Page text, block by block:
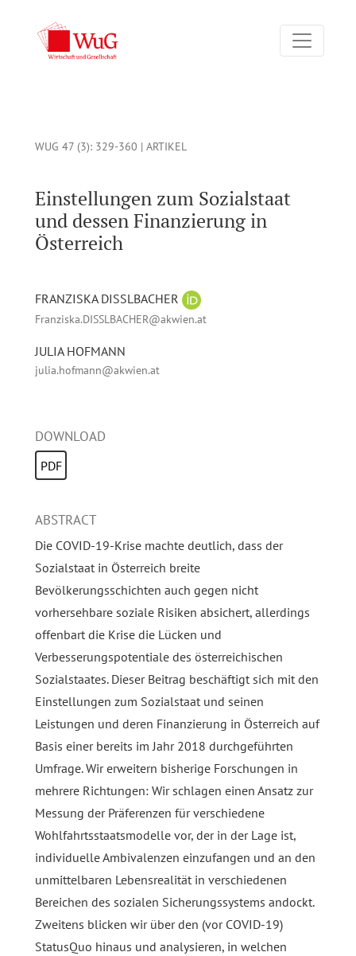
WUG 47 (3): 329-360 | ARTIKEL
Einstellungen zum Sozialstaat
und dessen Finanzierung in
Österreich
FRANZISKA DISSLBACHER
Franziska.DISSLBACHER@akwien.at
JULIA HOFMANN
julia.hofmann@akwien.at
DOWNLOAD
PDF
ABSTRACT
Die COVID-19-Krise machte deutlich, dass der
Sozialstaat in Österreich breite
Bevölkerungsschichten auch gegen nicht
vorhersehbare soziale Risiken absichert, allerdings
offenbart die Krise die Lücken und
Verbesserungspotentiale des österreichischen
Sozialstaates. Dieser Beitrag beschäftigt sich mit den
Einstellungen zum Sozialstaat und seinen
Leistungen und deren Finanzierung in Österreich auf
Basis einer bereits im Jahr 2018 durchgeführten
Umfrage. Wir erweitern bisherige Forschungen in
mehrere Richtungen: Wir schlagen einen Ansatz zur
Messung der Präferenzen für verschiedene
Wohlfahrtsstaatsmodelle vor, der in der Lage ist,
individuelle Ambivalenzen einzufangen und an den
unmittelbaren Lebensrealität in verschiedenen
Bereichen des sozialen Sicherungssystems andockt.
Zweitens blicken wir über den (vor COVID-19)
StatusQuo hinaus und analysieren, in welchen